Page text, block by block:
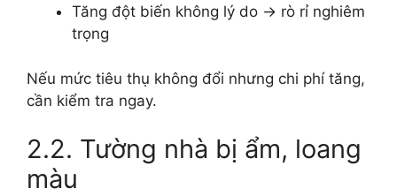
Tăng đột biến không lý do → rò rỉ nghiêm
trọng
Nếu mức tiêu thụ không đổi nhưng chi phí tăng,
cần kiểm tra ngay.
2.2. Tường nhà bị ẩm, loang
màu